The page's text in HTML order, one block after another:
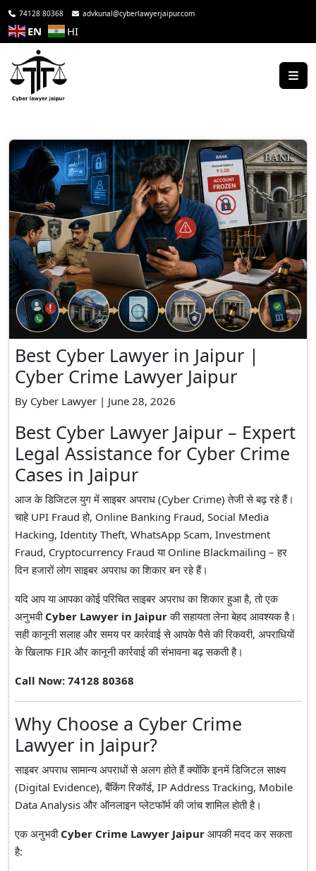
74128 80368 advkunal@cyberlawyerjaipur.com
EN HI
Best Cyber Lawyer in Jaipur |
Cyber Crime Lawyer Jaipur
By Cyber Lawyer | June 28, 2026
Best Cyber Lawyer Jaipur – Expert
Legal Assistance for Cyber Crime
Cases in Jaipur
आज के डिजिटल युग में साइबर अपराध (Cyber Crime) तेजी से बढ़ रहे हैं।
चाहे UPI Fraud हो, Online Banking Fraud, Social Media
Hacking, Identity Theft, WhatsApp Scam, Investment
Fraud, Cryptocurrency Fraud या Online Blackmailing – हर
दिन हजारों लोग साइबर अपराध का शिकार बन रहे हैं।
यदि आप या आपका कोई परिचित साइबर अपराध का शिकार हुआ है, तो एक
अनुभवी Cyber Lawyer in Jaipurकी सहायता लेना बेहद आवश्यक है।
सही कानूनी सलाह और समय पर कार्रवाई से आपके पैसे की रिकवरी, अपराधियों
के खिलाफ FIR और कानूनी कार्रवाई की संभावना बढ़ सकती है।
Call Now: 74128 80368
Why Choose a Cyber Crime
Lawyer in Jaipur?
साइबर अपराध सामान्य अपराधों से अलग होते हैं क्योंकि इनमें डिजिटल साक्ष्य
(Digital Evidence), बैंकिंग रिकॉर्ड, IP Address Tracking, Mobile
Data Analysis और ऑनलाइन प्लेटफॉर्म की जांच शामिल होती है।
एक अनुभवी Cyber Crime Lawyer Jaipur आपकी मदद कर सकता
है: